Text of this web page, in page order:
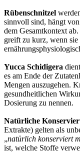
Rübenschnitzel
sinnvoll sind, hängt
dem Gesamtkontext
greift zu kurz, wenn
Yucca Schidigera
es am Ende der
Mengen auszugehen.
gesundheitlichen
Dosierung zu nennen.
Natürliche
Extrakte) gelten als
„natürlich konserviert
ist, welche Stoffe